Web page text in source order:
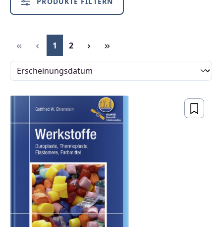
Seite
1 Seite
2